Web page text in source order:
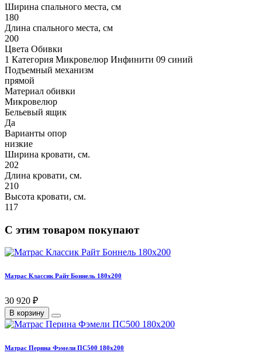
Ширина спального места, см
180
Длина спального места, см
200
Цвета Обивки
1 Категория Микровелюр Инфинити 09 синий
Подъемный механизм
прямой
Материал обивки
Микровелюр
Бельевый ящик
Да
Варианты опор
низкие
Ширина кровати, см.
202
Длина кровати, см.
210
Высота кровати, см.
117
С этим товаром покупают
Матрас Классик Райт Боннель 180х200
30 920 ₽
В корзину
Матрас Перина Фэмели ПС500 180х200